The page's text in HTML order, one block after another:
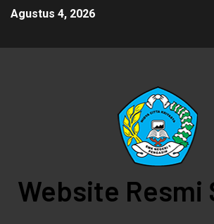
Agustus 4, 2026
Website Resmi